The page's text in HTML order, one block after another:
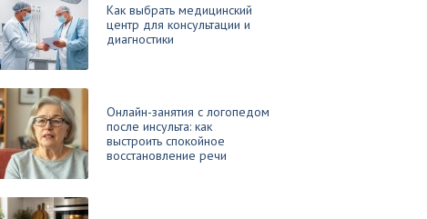
Как выбрать медицинский
центр для консультации и
диагностики
Онлайн-занятия с логопедом
после инсульта: как
выстроить спокойное
восстановление речи